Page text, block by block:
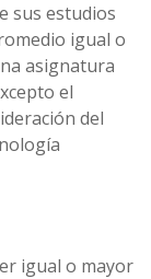
sus estudios
igual o
asignatura
el
del
igual o mayor